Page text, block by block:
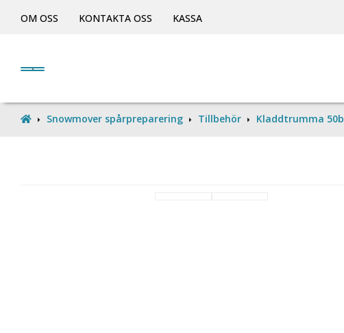
OM OSS KONTAKTA OSS KASSA
Snowmover spårpreparering Tillbehör Kladdtrumma 50b